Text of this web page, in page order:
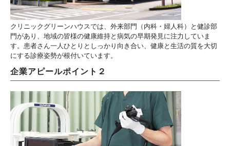
クリニックグリーンハウスでは、外来部門（内科・婦人科）と健診部
門があり、地域の皆様の健康維持と病気の早期発見に注力していま
す。患者さん一人ひとりとしっかり向き合い、健康と生活の質を大切
にする診療姿勢が根付いています。
企業アピールポイント２